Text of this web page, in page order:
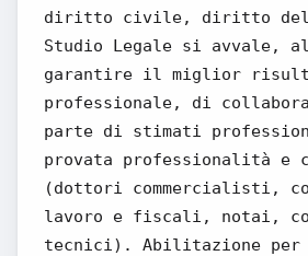
diritto civile, diritto del
Studio Legale si avvale,
garantire il miglior
professionale, di
parte di stimati
provata professionalità e
(dottori commercialisti,
lavoro e fiscali, notai,
tecnici). Abilitazione